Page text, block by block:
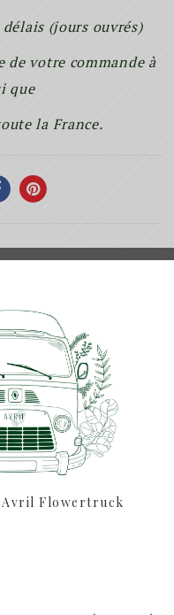
(jours ouvrés)
de votre commande à
que
la France.
Rupture de Stock
Avril Flowertruck